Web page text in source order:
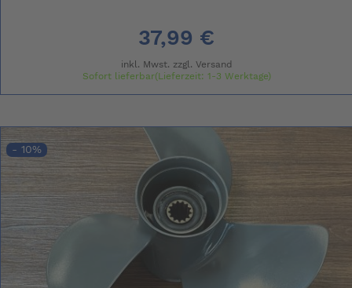
37,99 €
inkl. Mwst. zzgl. Versand
Sofort lieferbar(Lieferzeit: 1-3 Werktage)
- 10%